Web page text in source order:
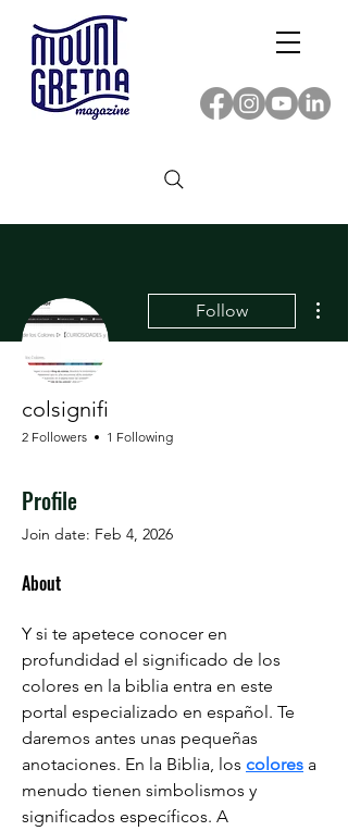
Follow
colsignifi
2 Followers 1 Following
Profile
Join date: Feb 4, 2026
About
Y si te apetece conocer en
profundidad el significado de los
colores en la biblia entra en este
portal especializado en español. Te
daremos antes unas pequeñas
anotaciones. En la Biblia, los colores a
menudo tienen simbolismos y
significados específicos. A